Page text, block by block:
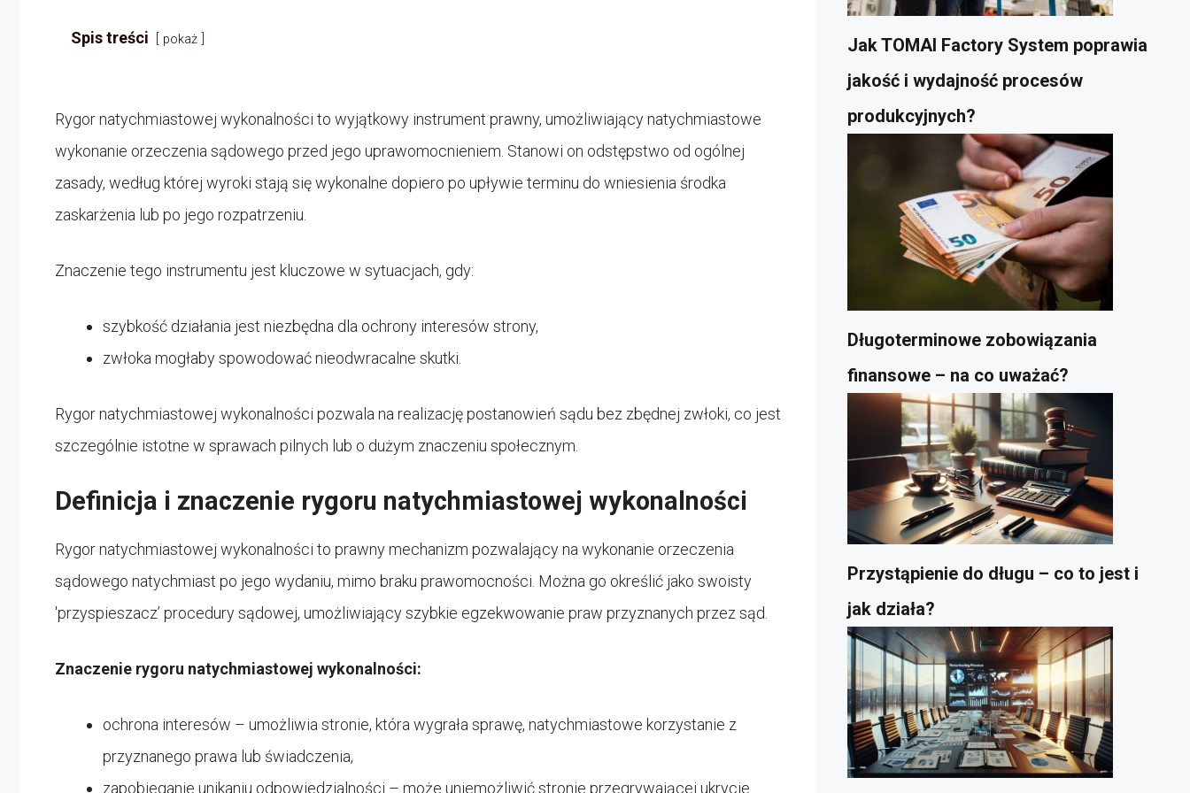
Spis treści pokaż
Rygor natychmiastowej wykonalności to wyjątkowy instrument prawny, umożliwiający natychmiastowe
wykonanie orzeczenia sądowego przed jego uprawomocnieniem. Stanowi on odstępstwo od ogólnej
zasady, według której wyroki stają się wykonalne dopiero po upływie terminu do wniesienia środka
zaskarżenia lub po jego rozpatrzeniu.
Znaczenie tego instrumentu jest kluczowe w sytuacjach, gdy:
szybkość działania jest niezbędna dla ochrony interesów strony,
zwłoka mogłaby spowodować nieodwracalne skutki.
Rygor natychmiastowej wykonalności pozwala na realizację postanowień sądu bez zbędnej zwłoki, co jest
szczególnie istotne w sprawach pilnych lub o dużym znaczeniu społecznym.
Definicja i znaczenie rygoru natychmiastowej wykonalności
Rygor natychmiastowej wykonalności to prawny mechanizm pozwalający na wykonanie orzeczenia
sądowego natychmiast po jego wydaniu, mimo braku prawomocności. Można go określić jako swoisty
'przyspieszacz’ procedury sądowej, umożliwiający szybkie egzekwowanie praw przyznanych przez sąd.
Znaczenie rygoru natychmiastowej wykonalności:
ochrona interesów – umożliwia stronie, która wygrała sprawę, natychmiastowe korzystanie z
przyznanego prawa lub świadczenia,
zapobieganie unikaniu odpowiedzialności – może uniemożliwić stronie przegrywającej ukrycie
Jak TOMAI Factory System poprawia
jakość i wydajność procesów
produkcyjnych?
Długoterminowe zobowiązania
finansowe – na co uważać?
Przystąpienie do długu – co to jest i
jak działa?